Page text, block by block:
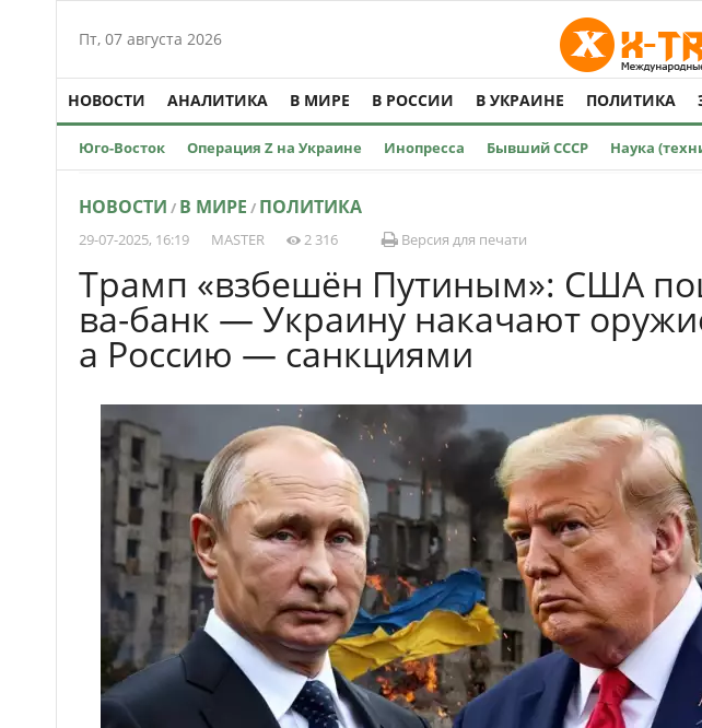
Пт, 07 августа 2026
НОВОСТИ АНАЛИТИКА В МИРЕ В РОССИИ В УКРАИНЕ ПОЛИТИКА
Юго-Восток Операция Z на Украине Инопресса Бывший СССР Наука
НОВОСТИ / В МИРЕ / ПОЛИТИКА
29-07-2025, 16:19 MASTER 2 316 Версия для печати
Трамп «взбешён Путиным»: США
ва-банк — Украину накачают
а Россию — санкциями